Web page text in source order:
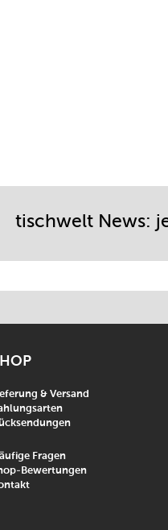
tischwelt News:
& Versand
Fragen
Bewertungen